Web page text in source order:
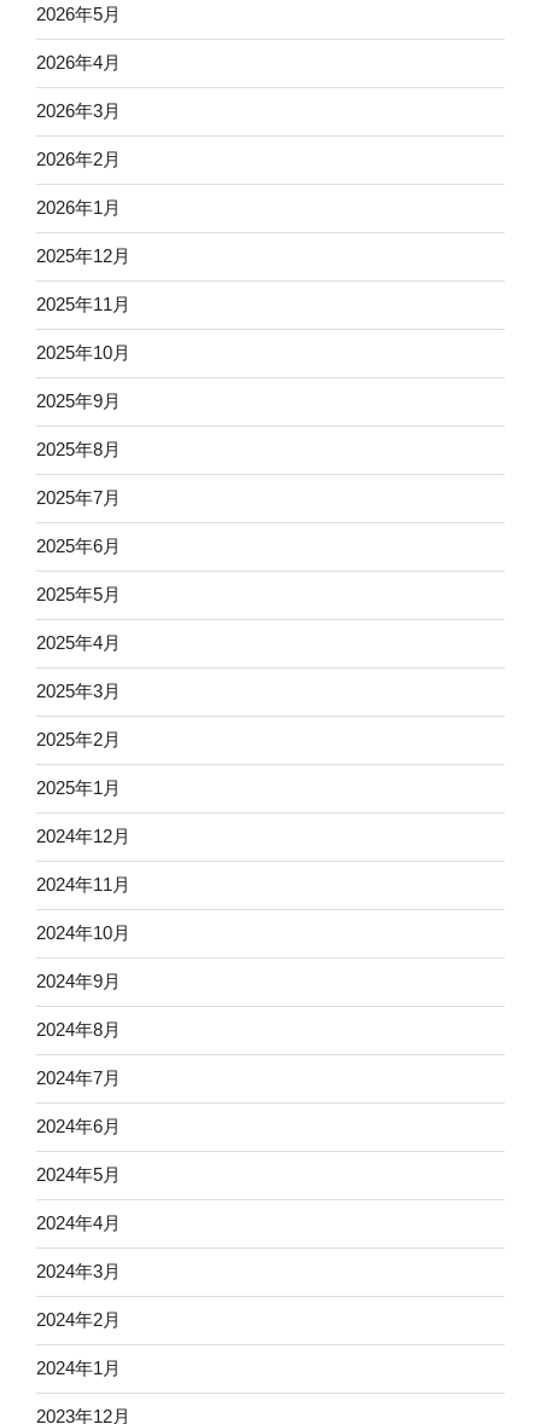
2026年5月
2026年4月
2026年3月
2026年2月
2026年1月
2025年12月
2025年11月
2025年10月
2025年9月
2025年8月
2025年7月
2025年6月
2025年5月
2025年4月
2025年3月
2025年2月
2025年1月
2024年12月
2024年11月
2024年10月
2024年9月
2024年8月
2024年7月
2024年6月
2024年5月
2024年4月
2024年3月
2024年2月
2024年1月
2023年12月